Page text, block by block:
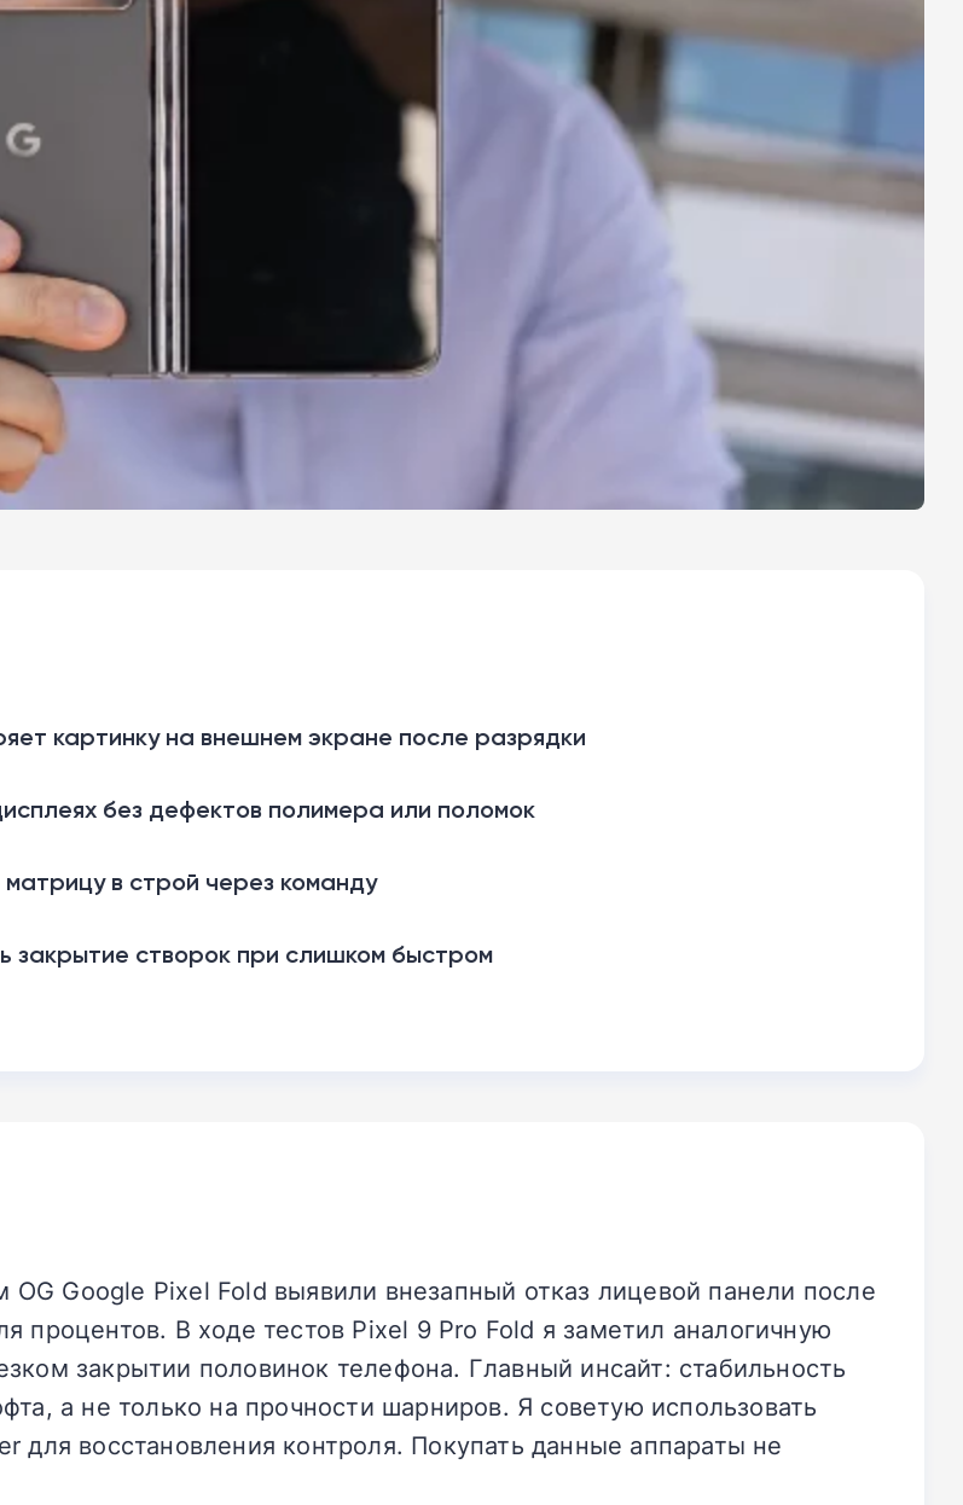
картинку на внешнем экране после разрядки
без дефектов полимера или поломок
в строй через команду
закрытие створок при слишком быстром
Google Pixel Fold выявили внезапный отказ лицевой панели после
процентов. В ходе тестов Pixel 9 Pro Fold я заметил аналогичную
закрытии половинок телефона. Главный инсайт: стабильность
а не только на прочности шарниров. Я советую использовать
для восстановления контроля. Покупать данные аппараты не